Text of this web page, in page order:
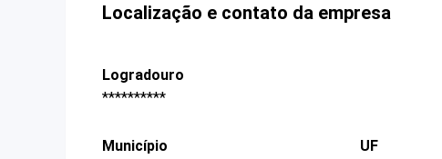
Localização e contato da empresa
Logradouro
**********
Município
UF